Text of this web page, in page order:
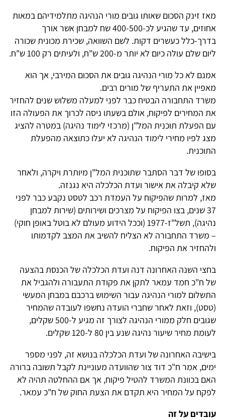
מאז זינק הסכום שאותו גובים מורי הנהיגה מתלמידיהם במאות
אחוזים, עד שהגיע לכ-400-500 שח למבחן אשר אורך
בדרך-כלל כעשרים דקות. לשם השוואה, שכירת מכונית שכורה
ליום שלם עולה כיום לא יותר מ-200 ש"ח, ולעיתים רק 100 ש"ח.
אמנם לא כל מורי הנהיגה גובים את הסכום המירבי, אך הוא
מאפיין את התעריף של מורים רבים.
משרד התחבורה הבטיח כבר לפני למעלה משלוש שנים להחזיר
את המחירים לפיקוח, אולם בשעתו ניסה לכרוך את הפעולה הזו
עם הפעלת תוכנית המל"ן (מרכזי לימוד נהיגה) במטרה להציג
מצג לפיו מחירי לימוד הנהיגה לא יעלו כתוצאה מהפעלת
התוכנית.
בסופו של דבר הסתבר שתוכנית המל"ן מיותרת ויקרה, ולאחר
שלא קיבלה את אישור ועדת הכלכלה היא נגנזה.
מאז, למרות שהפיקוח על העמדת רכב לטסט נקבע כבר לפני
37 שנים, בצו הפיקוח על מצרכים ושירותים (שירות למבחן
נהיגה), תשל"ז-1977 (וככל הידוע מעולם לא בוטל באופן חוקי)
– משרד התחבורה לא הצליח להשיב את המצב לקדמותו
ולהחזיר את הפיקוח.
בחצי השנה האחרונה דנה ועדת הכלכלה של הכנסת בהצעה
של ח"כ חמד עמאר לתקן את פקודת התעבורה ולהגביל את
התשלום למורי הנהיגה עבור השימוש ברכבם במבחן המעשי
(טסט), וזאת לאחר שחברי הועדה נחשפו לעובדה שהמחיר
שגובים חלק ממורי הנהיגה לצורך זה מגיע ל-500 שקלים,
לעומת מחיר שיעור נהיגה שנע בין 80 ל-120 שקלים.
בישיבה האחרונה של ועדת הכלכלה בנושא זה, לפני מספר
ימים, אמר ח"כ דוד צור שהוועדה מעוניינת לקבל תשובה ברורה
האם בכוונת המשרד להטיל פיקוח, אך אם ההחלטה תהיה לא
לפקח על המחיר היא תקדם את הצעת החוק של ח"כ עמאר.
עובדים על זה